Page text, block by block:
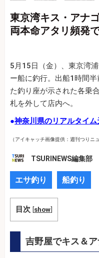
東京湾キス・アナ
両本命アタリ頻発
5月15日（金）、東京湾
ー船に釣行。出船1時間
た釣り座が示された各乗
札を外して店内へ。
●神奈川県のリアルタイ
（アイキャッチ画像提供：週刊つりニ
TSURINEWS編集部
エサ釣り 船釣り
目次 [show]
吉野屋でキス＆